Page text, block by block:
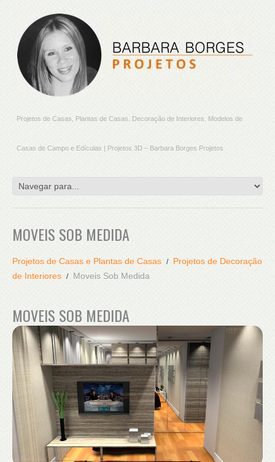
Projetos de Casas, Plantas de Casas. Decoração de Interiores. Modelos de
Casas de Campo e Edículas | Projetos 3D – Barbara Borges Projetos
MOVEIS SOB MEDIDA
Projetos de Casas e Plantas de Casas
Projetos de Decoração
de Interiores
Moveis Sob Medida
MOVEIS SOB MEDIDA